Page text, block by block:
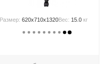
Размер:620x710x1320Вес: 15.0 кг